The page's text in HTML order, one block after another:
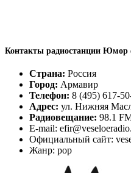
Контакты радиостанции
Страна: Россия
Город: Армавир
Телефон: 8 (495) 617-
Адрес: ул. Нижняя
Радиовещание: 98.1
E-mail:
Официальный сайт:
Жанр: pop